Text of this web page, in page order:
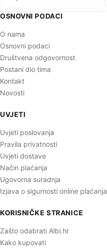
OSNOVNI PODACI
O nama
Osnovni podaci
Društvena odgovornost
Postani dio tima
Kontakt
Novosti
UVJETI
Uvjeti poslovanja
Pravila privatnosti
Uvjeti dostave
Način plaćanja
Ugovorna suradnja
Izjava o sigurnosti online plaćanja
KORISNIČKE STRANICE
Zašto odabrati Albi.hr
Kako kupovati